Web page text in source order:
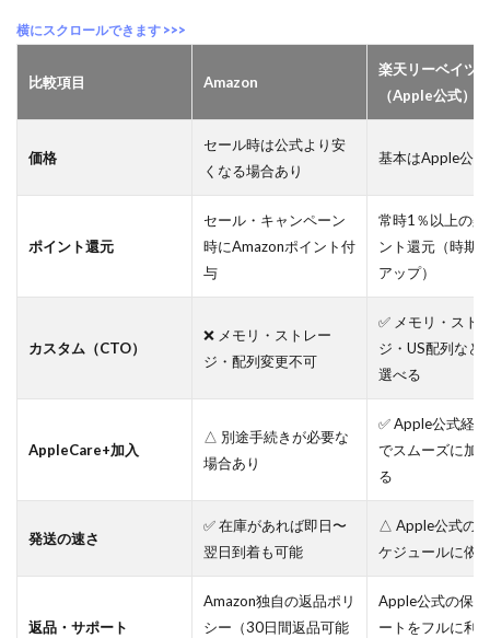
比較項目 Amazon
楽天リーベイツ
（Apple公式）
価格
セール時は公式より安
くなる場合あり
基本はApple公
ポイント還元
セール・キャンペーン
時にAmazonポイント付
与
常時1％以上の楽
ント還元（時期
アップ）
カスタム（CTO）
❌ メモリ・ストレー
ジ・配列変更不可
✅ メモリ・スト
ジ・US配列など
選べる
AppleCare+加入
△ 別途手続きが必要な
場合あり
✅ Apple公式経
でスムーズに加
る
発送の速さ
✅ 在庫があれば即日〜
翌日到着も可能
△ Apple公式の
ケジュールに依
返品・サポート
Amazon独自の返品ポリ
シー（30日間返品可能
Apple公式の保
ートをフルに利